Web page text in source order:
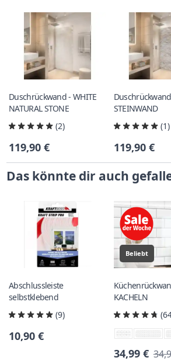
Duschrückwand - WHITE
NATURAL STONE
(2)
119,90 €
STEINWAND
(1)
119,90 €
Das könnte dir auch
Abschlussleiste
selbstklebend
(9)
10,90 €
Beliebt
KACHELN
34,99 €